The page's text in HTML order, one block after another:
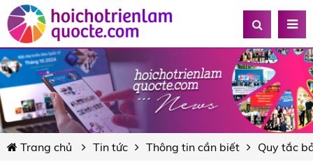
Trang chủ Tin tức Thông tin cần biết Quy tắc